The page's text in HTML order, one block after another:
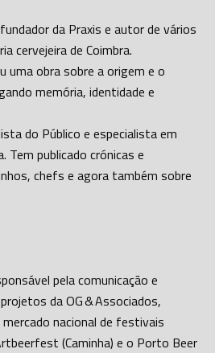
da Praxis e autor de vários
cervejeira de Coimbra.
uma obra sobre a origem e o
memória, identidade e
do Público e especialista em
Tem publicado crónicas e
chefs e agora também sobre
pela comunicação e
da OG & Associados,
nacional de festivais
(Caminha) e o Porto Beer